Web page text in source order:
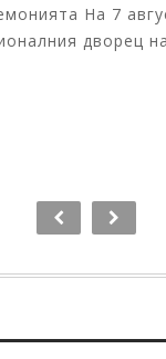
На 7
дворец